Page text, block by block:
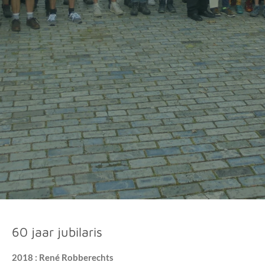
60 jaar jubilaris
2018 : René Robberechts